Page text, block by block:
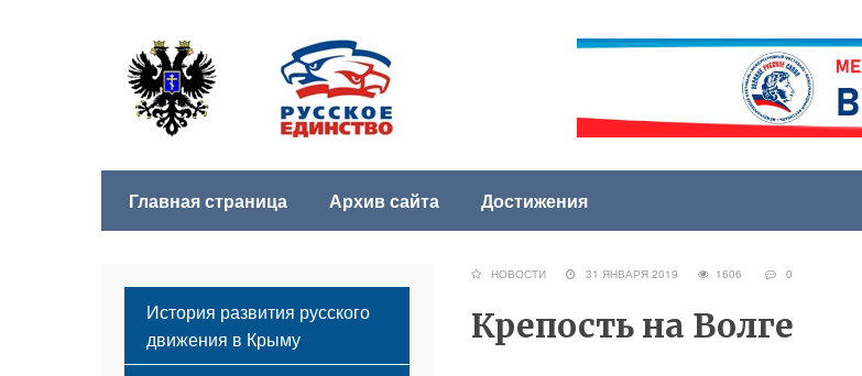
Главная страница Архив сайта Достижения
НОВОСТИ 31 ЯНВАРЯ 2019 1606 0
Крепость на Волге
История развития русского
движения в Крыму